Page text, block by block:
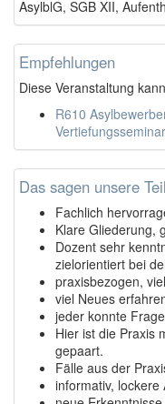
AsylblG, SGB XII,
Empfehlungen
Diese Veranstaltung
R610
Vertiefungsseminar
Das sagen unsere
Fachlich
Klare Gliederung,
Dozent sehr
zielorientiert bei
praxisbezogen,
viel Neues
jeder konnte
Hier ist die Praxis
gepaart.
Fälle aus der
informativ, lockere